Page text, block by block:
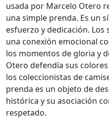
usada por Marcelo Otero
una simple prenda. Es un
esfuerzo y dedicación.
una conexión emocional
los momentos de gloria y
Otero defendía sus
los coleccionistas de
prenda es un objeto de
histórica y su asociación
respetado.